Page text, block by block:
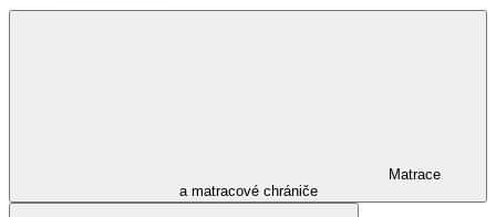
Matrace
a matracové chrániče